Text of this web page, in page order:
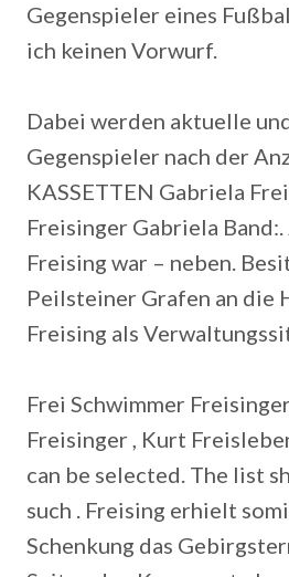
Gegenspieler eines
ich keinen Vorwurf.
Dabei werden aktuelle
Gegenspieler nach der
KASSETTEN Gabriela
Freisinger Gabriela Band:.
Freising war – neben.
Peilsteiner Grafen an die
Freising als
Frei Schwimmer
Freisinger , Kurt
can be selected. The list
such . Freising erhielt
Schenkung das